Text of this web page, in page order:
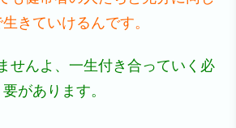
きていけるんです。
せんよ、一生付き合っていく必
要があります。